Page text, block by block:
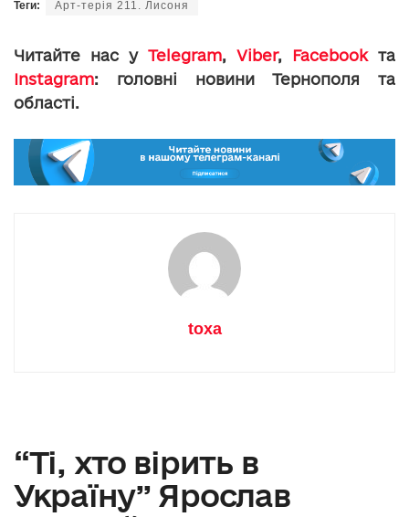
Теги: Арт-терія 211. Лисоня
Читайте нас у Telegram, Viber, Facebookта
Instagram: головні новини Тернополя та
області.
toxa
“Ті, хто вірить в
Україну” Ярослав